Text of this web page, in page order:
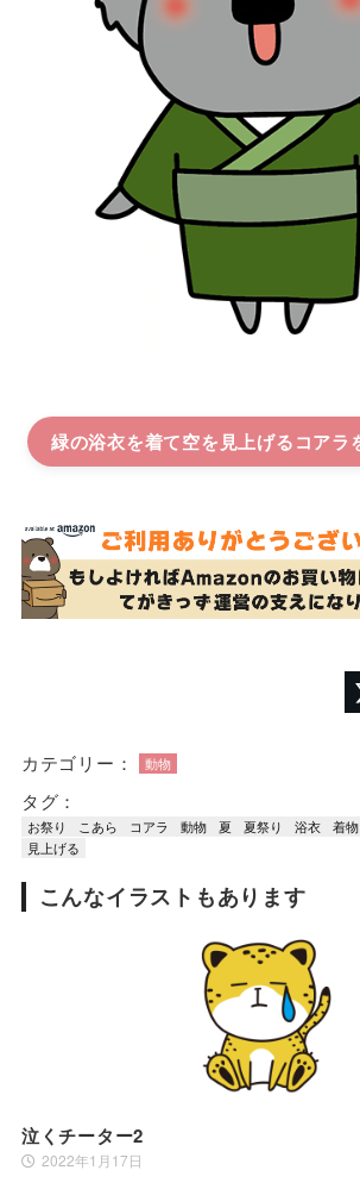
緑の浴衣を着て空を見上げるコアラ
カテゴリー： 動物
タグ：
お祭り こあら コアラ 動物 夏 夏祭り 浴衣 着物
見上げる
こんなイラストもあります
泣くチーター2
2022年1月17日